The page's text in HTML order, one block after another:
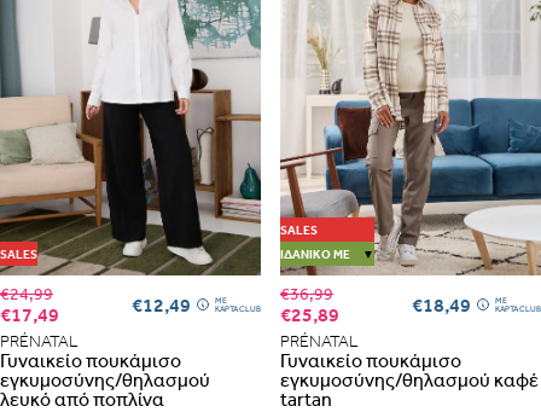
SALES
€24,99
€17,49 €12,49 ME
ΚΑΡΤΑ CLUB
PRÉNATAL
Γυναικείο πουκάμισο
εγκυμοσύνης/θηλασμού
λευκό από ποπλίνα
SALES
ΙΔΑΝΙΚΌ ΜΕ
▼
€36,99
€25,89 €18,49 ME
ΚΑΡΤΑ CLUB
PRÉNATAL
Γυναικείο πουκάμισο
εγκυμοσύνης/θηλασμού καφέ
tartan